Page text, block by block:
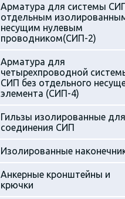
Арматура для системы
отдельным
несущим нулевым
проводником(СИП-2)
Арматура для
четырехпроводной
СИП без отдельного
элемента (СИП-4)
Гильзы изолированные для
соединения СИП
Изолированные
Анкерные кронштейны и
крючки